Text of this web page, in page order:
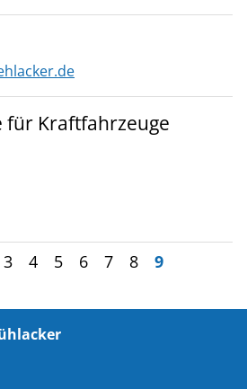
für Kraftfahrzeuge
3 4 5 6 7 8 9